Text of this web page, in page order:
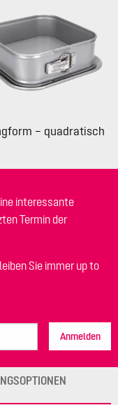
– quadratisch
interessante
Termin der
Sie immer up to
Anmelden